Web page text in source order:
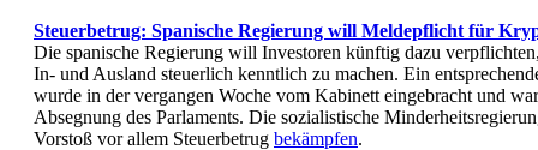
Steuerbetrug: Spanische Regierung will Meldepflicht für
Die spanische Regierung will Investoren künftig dazu
In- und Ausland steuerlich kenntlich zu machen. Ein
wurde in der vergangen Woche vom Kabinett eingebracht und
Absegnung des Parlaments. Die sozialistische
Vorstoß vor allem Steuerbetrug bekämpfen.